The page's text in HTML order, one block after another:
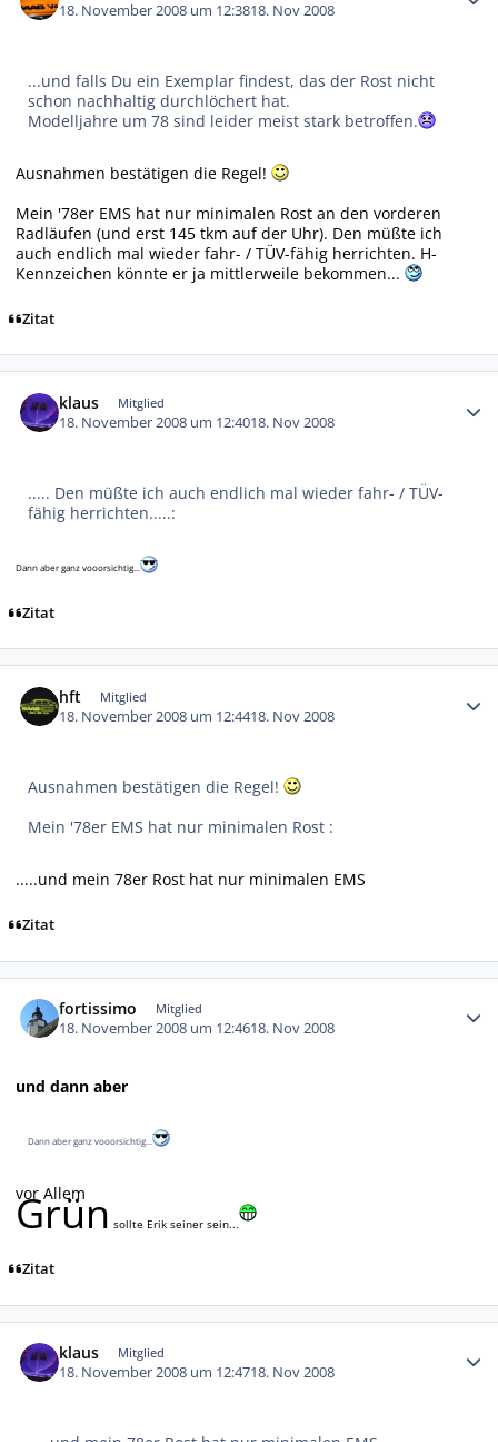
18. November 2008 um 12:3818. Nov 2008
...und falls Du ein Exemplar findest, das der Rost nicht
schon nachhaltig durchlöchert hat.
Modelljahre um 78 sind leider meist stark betroffen.
Ausnahmen bestätigen die Regel!
Mein '78er EMS hat nur minimalen Rost an den vorderen
Radläufen (und erst 145 tkm auf der Uhr). Den müßte ich
auch endlich mal wieder fahr- / TÜV-fähig herrichten. H-
Kennzeichen könnte er ja mittlerweile bekommen...
Zitat
klaus Mitglied
18. November 2008 um 12:4018. Nov 2008
..... Den müßte ich auch endlich mal wieder fahr- / TÜV-
fähig herrichten.....:
Dann aber ganz vooorsichtig...
Zitat
hft Mitglied
18. November 2008 um 12:4418. Nov 2008
Ausnahmen bestätigen die Regel!
Mein '78er EMS hat nur minimalen Rost :
.....und mein 78er Rost hat nur minimalen EMS
Zitat
fortissimo Mitglied
18. November 2008 um 12:4618. Nov 2008
und dann aber
Dann aber ganz vooorsichtig...
vor Allem
Grün sollte Erik seiner sein...
Zitat
klaus Mitglied
18. November 2008 um 12:4718. Nov 2008